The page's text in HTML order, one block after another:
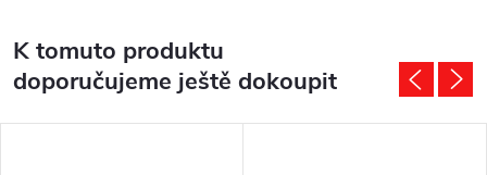
K tomuto produktu
doporučujeme ještě dokoupit